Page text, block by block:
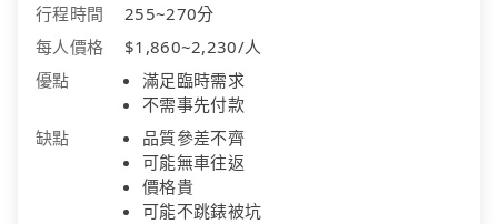
行程時間
255~270分
每人價格
$1,860~2,230/人
優點
滿足臨時需求
不需事先付款
缺點
品質參差不齊
可能無車往返
價格貴
可能不跳錶被坑